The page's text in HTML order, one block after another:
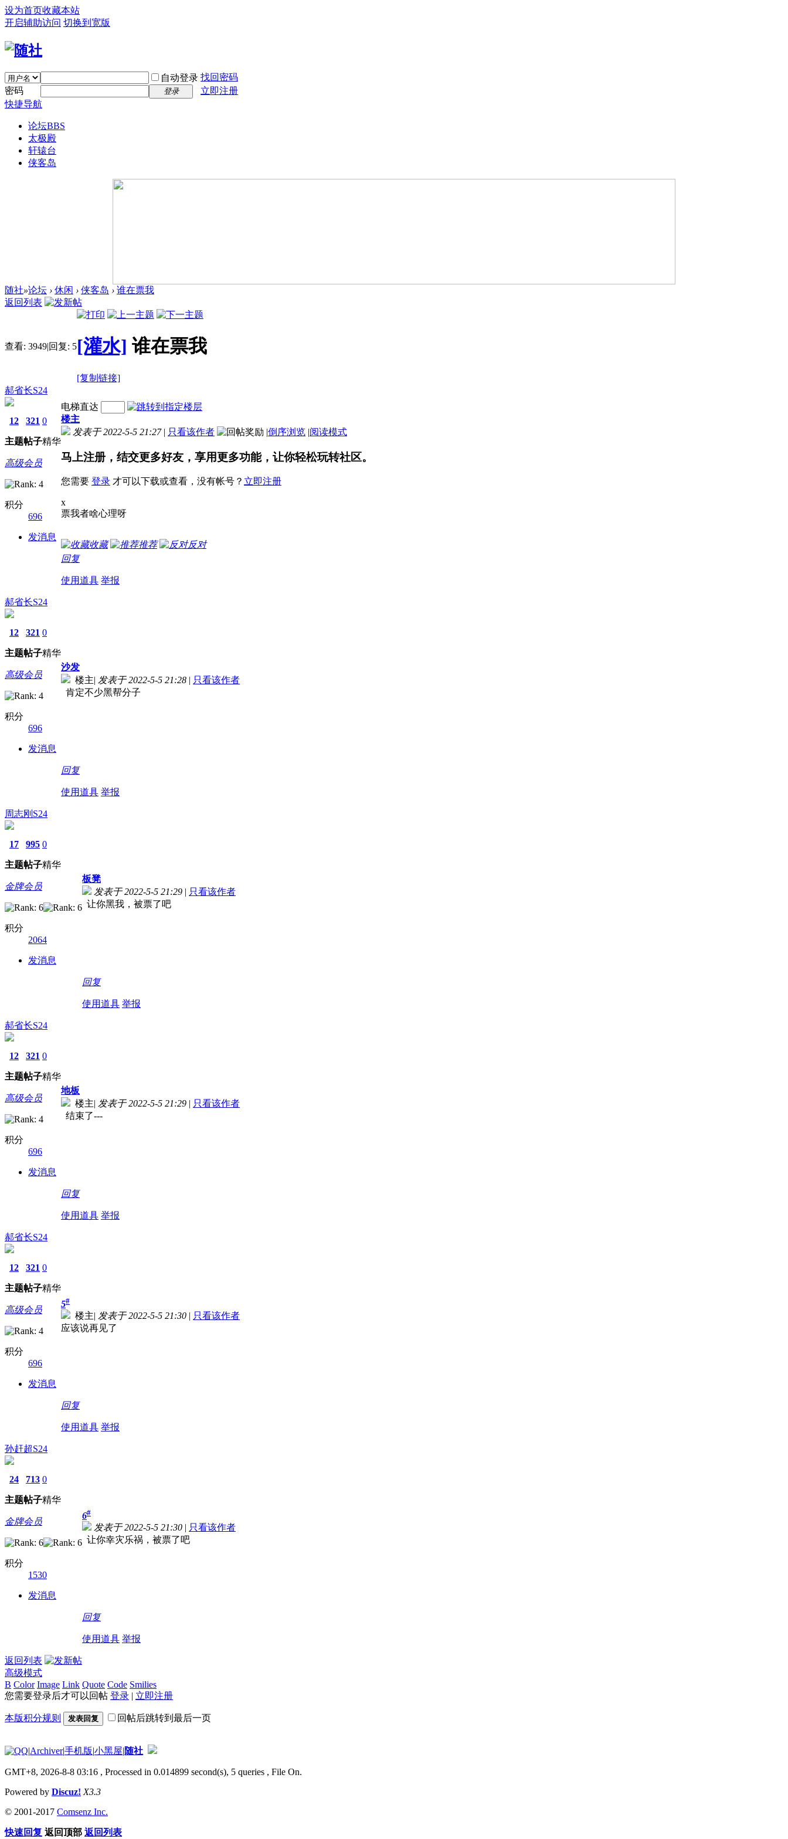
设为首页收藏本站
开启辅助访问 切换到宽版
自动登录 找回密码
密码
登录
立即注册
快捷导航
论坛BBS
太极殿
轩辕台
侠客岛
随社»论坛 › 休闲 › 侠客岛 › 谁在票我
返回列表
查看: 3949|回复: 5[灌水] 谁在票我
[复制链接]
郝省长S24
12
主题
321
帖子
0
精华
高级会员
积分
696
发消息
电梯直达
楼主
发表于 2022-5-5 21:27 | 只看该作者 |倒序浏览 |阅读模式
马上注册，结交更多好友，享用更多功能，让你轻松玩转社区。
您需要 登录 才可以下载或查看，没有帐号？ 立即注册
x
票我者啥心理呀
收藏 推荐
反对
回复
使用道具 举报
郝省长S24
12
主题
321
帖子
0
精华
高级会员
积分
696
发消息
沙发
楼主| 发表于 2022-5-5 21:28 | 只看该作者
肯定不少黑帮分子
回复
使用道具 举报
周志刚S24
17
主题
995
帖子
0
精华
金牌会员
积分
2064
发消息
板凳
发表于 2022-5-5 21:29 | 只看该作者
让你黑我，被票了吧
回复
使用道具 举报
郝省长S24
12
主题
321
帖子
0
精华
高级会员
积分
696
发消息
地板
楼主| 发表于 2022-5-5 21:29 | 只看该作者
结束了---
回复
使用道具 举报
郝省长S24
12
主题
321
帖子
0
精华
高级会员
积分
696
发消息
5#
楼主| 发表于 2022-5-5 21:30 | 只看该作者
应该说再见了
回复
使用道具 举报
孙赶超S24
24
主题
713
帖子
0
精华
金牌会员
积分
1530
发消息
6#
发表于 2022-5-5 21:30 | 只看该作者
让你幸灾乐祸，被票了吧
回复
使用道具 举报
返回列表
高级模式
B Color Image Link Quote Code Smilies
您需要登录后才可以回帖 登录 | 立即注册
本版积分规则 发表回复 回帖后跳转到最后一页
|Archiver|手机版|小黑屋|随社
GMT+8, 2026-8-8 03:16 , Processed in 0.014899 second(s), 5 queries , File On.
Powered by Discuz! X3.3
© 2001-2017 Comsenz Inc.
快速回复 返回顶部 返回列表